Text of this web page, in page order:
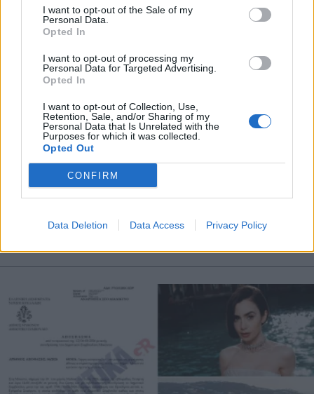
I want to opt-out of the Sale of my
Personal Data.
Opted In
I want to opt-out of processing my
Personal Data for Targeted Advertising.
Opted In
I want to opt-out of Collection, Use,
Retention, Sale, and/or Sharing of my
Personal Data that Is Unrelated with the
Purposes for which it was collected.
Opted Out
CONFIRM
Data Deletion Data Access Privacy Policy
STORIES 21.05.2026 19:24
PARAPOLITIKA NEWSROOM
Λίλι Κόλινς: Το μήνυμά της από τη
Μύκονο - "Το Emily in Paris ταξιδεύει
στην Ελλάδα για μία τελευταία επική
και την πολιτική απορρήτου
X